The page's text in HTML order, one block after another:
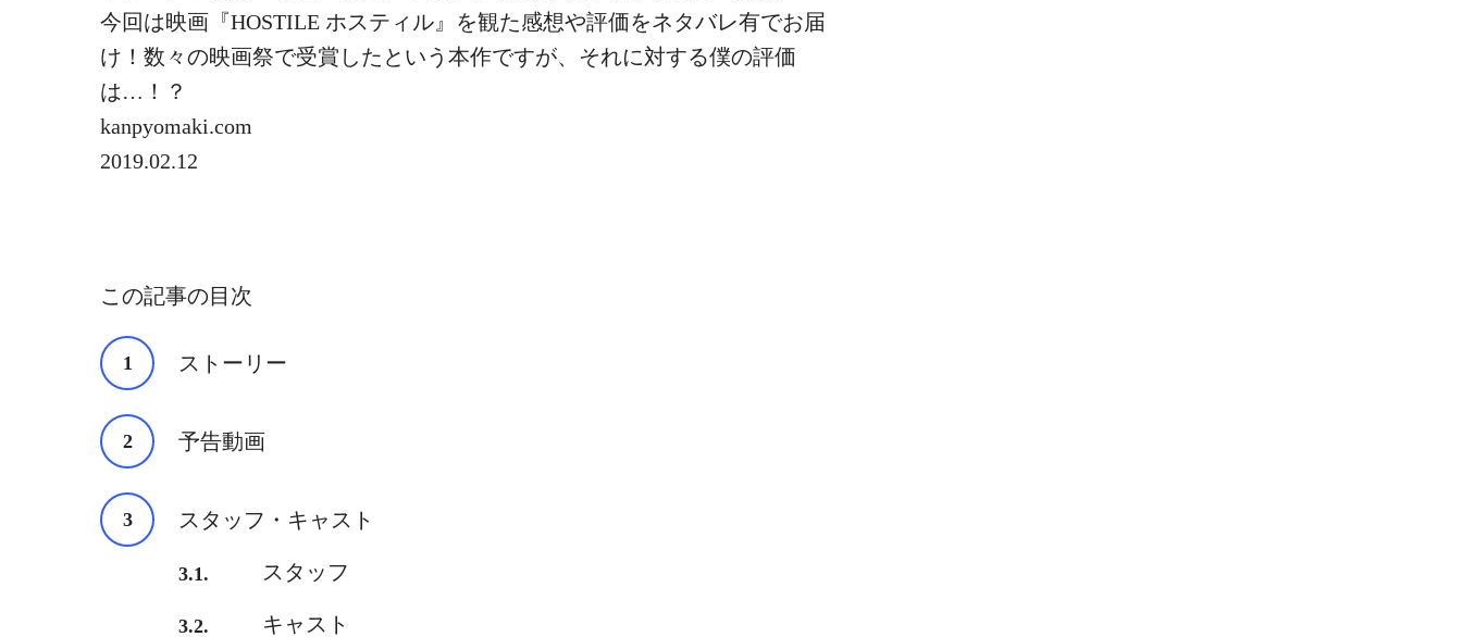
今回は映画『HOSTILE ホスティル』を観た感想や評価をネタバレ有でお届
け！数々の映画祭で受賞したという本作ですが、それに対する僕の評価
は…！？
kanpyomaki.com
2019.02.12
この記事の目次
ストーリー
予告動画
スタッフ・キャスト
スタッフ
キャスト